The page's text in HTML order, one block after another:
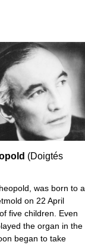
(Doigtés
was born to a
on 22 April
five children. Even
the organ in the
began to take